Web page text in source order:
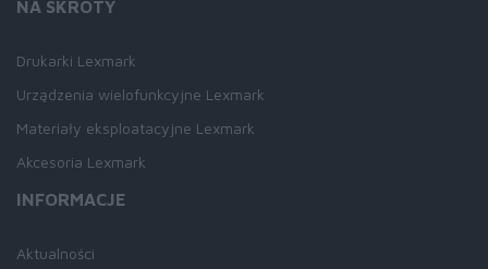
NA SKRÓTY
Drukarki Lexmark
Urządzenia wielofunkcyjne Lexmark
Materiały eksploatacyjne Lexmark
Akcesoria Lexmark
INFORMACJE
Aktualności